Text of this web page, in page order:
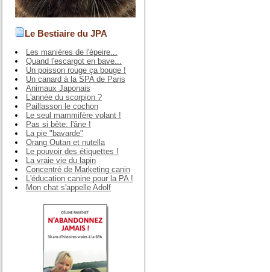
Le Bestiaire du JPA
Les manières de l'épeire...
Quand l'escargot en bave...
Un poisson rouge ça bouge !
Un canard à la SPA de Paris
Animaux Japonais
L'année du scorpion ?
Paillasson le cochon
Le seul mammifère volant !
Pas si bête: l'âne !
La pie "bavarde"
Orang Outan et nutella
Le pouvoir des étiquettes !
La vraie vie du lapin
Concentré de Marketing canin
L'éducation canine pour la PA !
Mon chat s'appelle Adolf